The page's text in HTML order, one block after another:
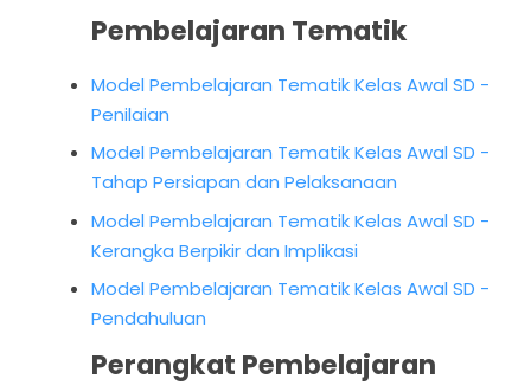
Pembelajaran Tematik
Model Pembelajaran Tematik Kelas Awal SD -
Penilaian
Model Pembelajaran Tematik Kelas Awal SD -
Tahap Persiapan dan Pelaksanaan
Model Pembelajaran Tematik Kelas Awal SD -
Kerangka Berpikir dan Implikasi
Model Pembelajaran Tematik Kelas Awal SD -
Pendahuluan
Perangkat Pembelajaran